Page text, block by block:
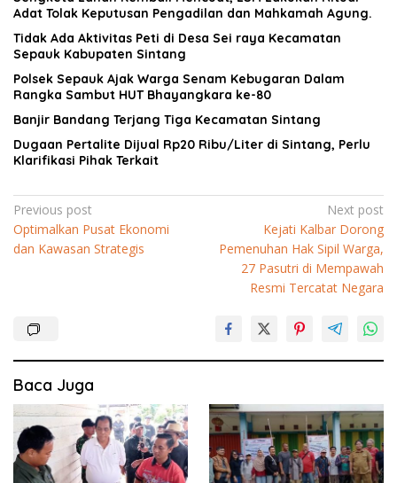
Adat Tolak Keputusan Pengadilan dan Mahkamah Agung.
Tidak Ada Aktivitas Peti di Desa Sei raya Kecamatan
Sepauk Kabupaten Sintang
Polsek Sepauk Ajak Warga Senam Kebugaran Dalam
Rangka Sambut HUT Bhayangkara ke-80
Banjir Bandang Terjang Tiga Kecamatan Sintang
Dugaan Pertalite Dijual Rp20 Ribu/Liter di Sintang, Perlu
Klarifikasi Pihak Terkait
Navigasi
pos
Previous post
Optimalkan Pusat Ekonomi
dan Kawasan Strategis
Next post
Kejati Kalbar Dorong
Pemenuhan Hak Sipil Warga,
27 Pasutri di Mempawah
Resmi Tercatat Negara
Baca Juga